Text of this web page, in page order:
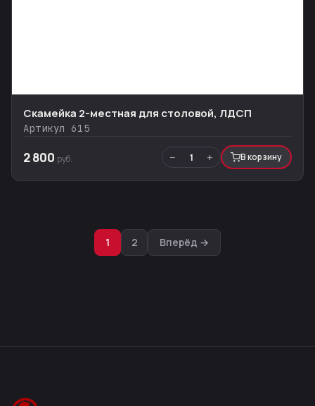
Скамейка 2-местная для столовой, ЛДСП
Артикул 615
2 800 руб. − 1 + В корзину
Навигация
1 2 Вперёд →